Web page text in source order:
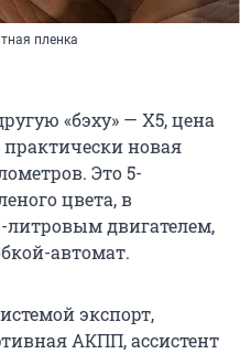
пленка
«бэху» — X5, цена
новая
Это 5-
цвета, в
литровым двигателем,
автомат.
экспорт,
АКПП, ассистент